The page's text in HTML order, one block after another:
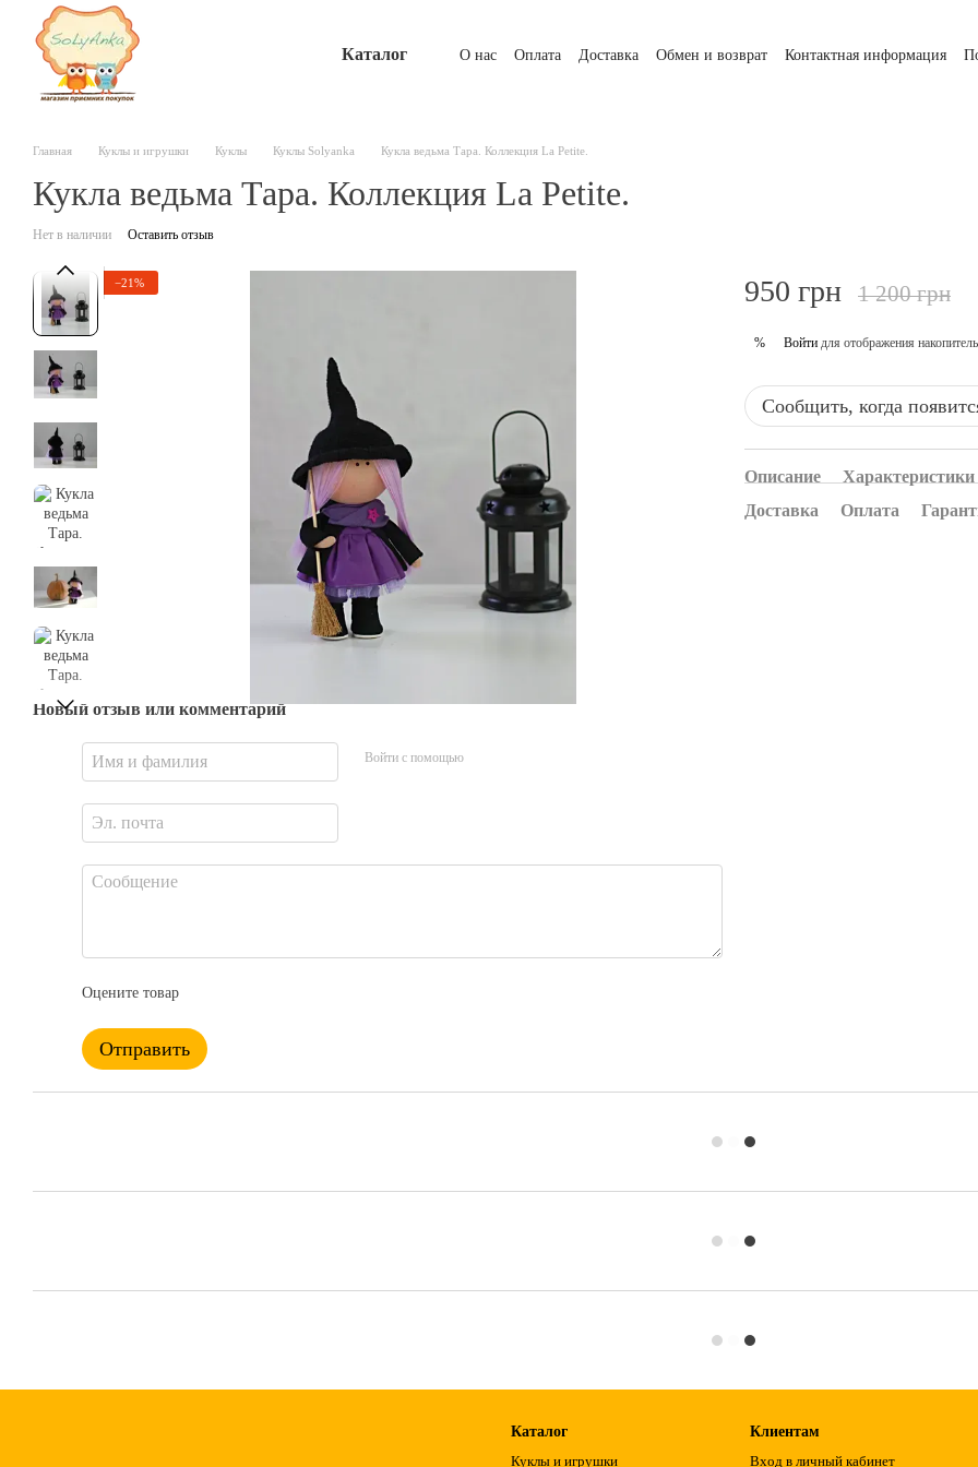
Перейти к основному контенту
Каталог О нас Оплата Доставка Обмен и возврат Контактная информация
Главная Куклы и игрушки Куклы Куклы Solyanka Кукла ведьма Тара. Коллекция La Petite.
Кукла ведьма Тара. Коллекция La Petite.
Нет в наличии Оставить отзыв
−21%
Новый отзыв или комментарий
Войти с помощью
Оцените товар
Отправить
950 грн 1 200 грн
% Войти для отображения
Сообщить, когда
Описание
Характеристики
Доставка
Оплата
Каталог
Куклы и игрушки
Клиентам
Вход в личный кабинет